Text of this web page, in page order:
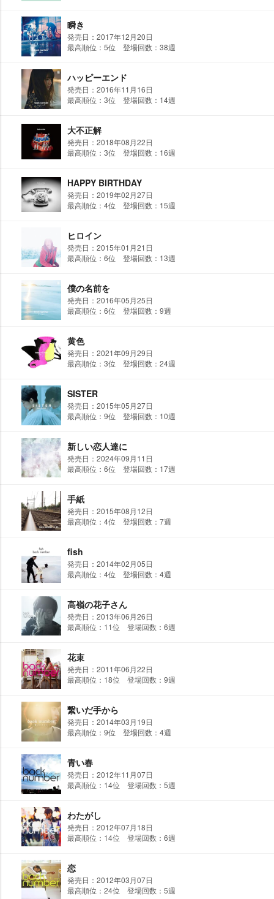
瞬き
発売日：2017年12月20日
最高順位：5位 登場回数：38週
ハッピーエンド
発売日：2016年11月16日
最高順位：3位 登場回数：14週
大不正解
発売日：2018年08月22日
最高順位：3位 登場回数：16週
HAPPY BIRTHDAY
発売日：2019年02月27日
最高順位：4位 登場回数：15週
ヒロイン
発売日：2015年01月21日
最高順位：6位 登場回数：13週
僕の名前を
発売日：2016年05月25日
最高順位：6位 登場回数：9週
黄色
発売日：2021年09月29日
最高順位：3位 登場回数：24週
SISTER
発売日：2015年05月27日
最高順位：9位 登場回数：10週
新しい恋人達に
発売日：2024年09月11日
最高順位：6位 登場回数：17週
手紙
発売日：2015年08月12日
最高順位：4位 登場回数：7週
fish
発売日：2014年02月05日
最高順位：4位 登場回数：4週
高嶺の花子さん
発売日：2013年06月26日
最高順位：11位 登場回数：6週
花束
発売日：2011年06月22日
最高順位：18位 登場回数：9週
繋いだ手から
発売日：2014年03月19日
最高順位：9位 登場回数：4週
青い春
発売日：2012年11月07日
最高順位：14位 登場回数：5週
わたがし
発売日：2012年07月18日
最高順位：14位 登場回数：6週
恋
発売日：2012年03月07日
最高順位：24位 登場回数：5週